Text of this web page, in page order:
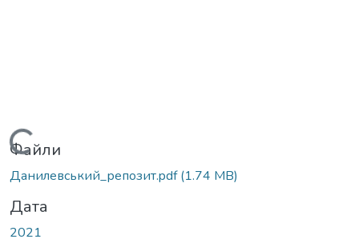
Вантажиться...
Файли
Данилевський_репозит.pdf(1.74 MB)
Дата
2021